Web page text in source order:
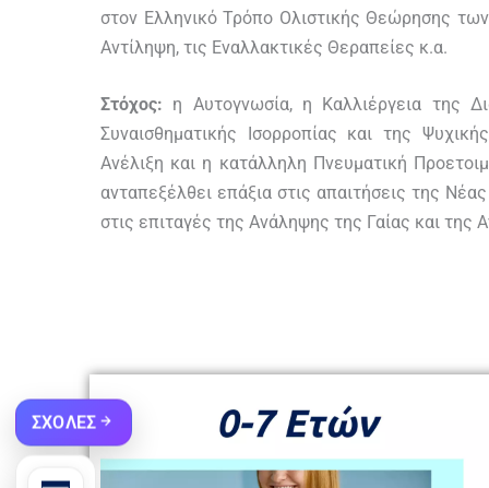
στον Ελληνικό Τρόπο Ολιστικής Θεώρησης
Αντίληψη, τις Εναλλακτικές Θεραπείες κ.α.
Στόχος: η Αυτογνωσία, η Καλλιέργεια της
Συναισθηματικής Ισορροπίας και της
Ανέλιξη και η κατάλληλη Πνευματική
ανταπεξέλθει επάξια στις απαιτήσεις της
στις επιταγές της Ανάληψης της Γαίας και της
ΣΧΟΛΕΣ